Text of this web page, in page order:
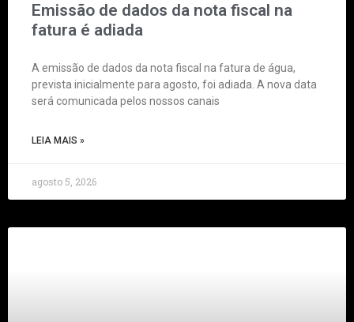
Emissão de dados da nota fiscal na
fatura é adiada
A emissão de dados da nota fiscal na fatura de água,
prevista inicialmente para agosto, foi adiada. A nova data
será comunicada pelos nossos canais
LEIA MAIS »
agosto 5, 2026